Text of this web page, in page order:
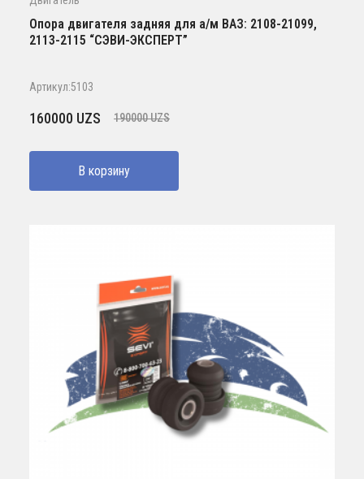
Опора двигателя задняя для а/м ВАЗ: 2108-21099,
2113-2115 “СЭВИ-ЭКСПЕРТ”
Артикул:5103
190000UZS
Первоначальная
составляла
190000 UZS.
160000 UZS
Текущая
160000 UZS.
В корзину